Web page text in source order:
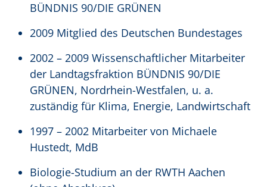
BÜNDNIS 90/DIE GRÜNEN
2009 Mitglied des Deutschen Bundestages
2002 – 2009 Wissenschaftlicher Mitarbeiter
der Landtagsfraktion BÜNDNIS 90/DIE
GRÜNEN, Nordrhein-Westfalen, u. a.
zuständig für Klima, Energie, Landwirtschaft
1997 – 2002 Mitarbeiter von Michaele
Hustedt, MdB
Biologie-Studium an der RWTH Aachen